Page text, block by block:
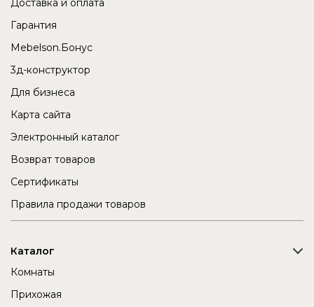
Доставка и оплата
Гарантия
Mebelson.Бонус
3д-конструктор
Для бизнеса
Карта сайта
Электронный каталог
Возврат товаров
Сертификаты
Правила продажи товаров
Каталог
Комнаты
Прихожая